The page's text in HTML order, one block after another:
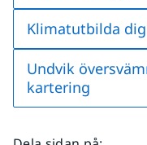
Klimatutbilda dig
Undvik
kartering